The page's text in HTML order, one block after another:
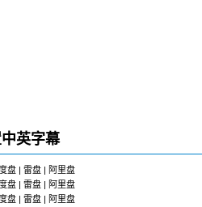
英字幕
盘 | 雷盘 | 阿里盘
盘 | 雷盘 | 阿里盘
盘 | 雷盘 | 阿里盘